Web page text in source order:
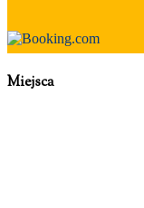
Miejsca